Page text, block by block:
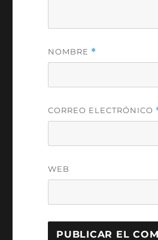
NOMBRE *
CORREO ELECTRÓNICO
WEB